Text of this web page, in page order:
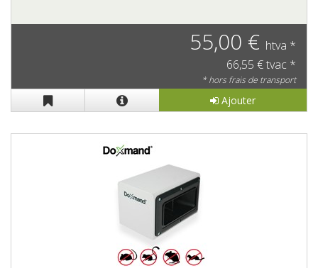
55,00 € htva *
66,55 € tvac *
* hors frais de transport
Ajouter